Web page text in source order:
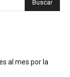
al mes por la